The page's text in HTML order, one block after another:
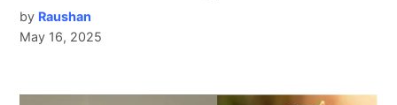
by Raushan
May 16, 2025